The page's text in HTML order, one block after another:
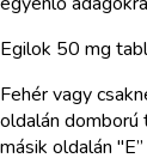
Egilok 50 mg
Fehér vagy
oldalán
másik oldalán